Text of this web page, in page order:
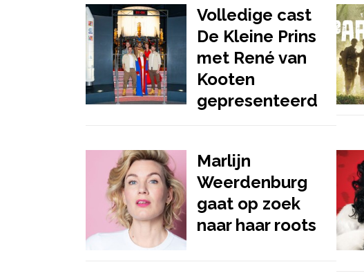
Volledige cast
De Kleine Prins
met René van
Kooten
gepresenteerd
Marlijn
Weerdenburg
gaat op zoek
naar haar roots